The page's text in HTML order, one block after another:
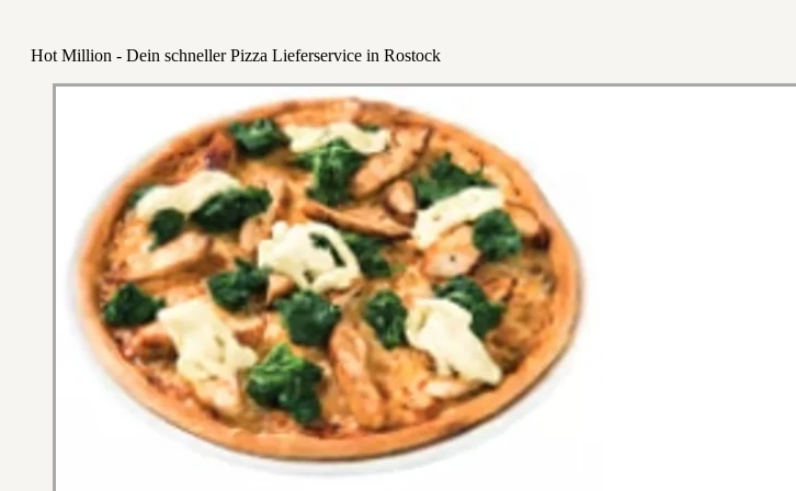
Hot Million - Dein schneller Pizza Lieferservice in Rostock